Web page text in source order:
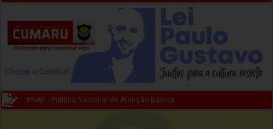
PNAB - Politica Nacional de Atenção Básica